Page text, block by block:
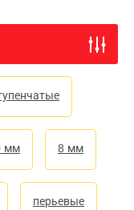
мм 8 мм
перьевые